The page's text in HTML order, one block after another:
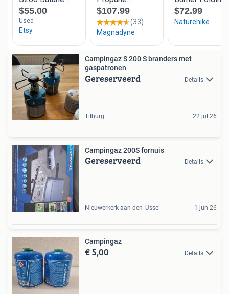
Campingaz S 200 S branders met
gaspatronen
Gereserveerd Details
Tilburg 22 jul 26
Campingaz 200S fornuis
Gereserveerd Details
Nieuwerkerk aan den IJssel 1 jun 26
Campingaz
€ 5,00 Details